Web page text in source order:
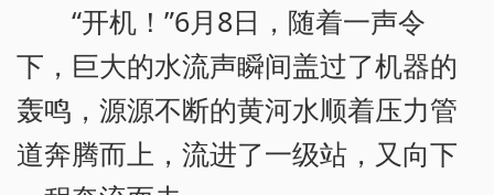
“开机！”6月8日，随着一声令
下，巨大的水流声瞬间盖过了机器的
轰鸣，源源不断的黄河水顺着压力管
道奔腾而上，流进了一级站，又向下